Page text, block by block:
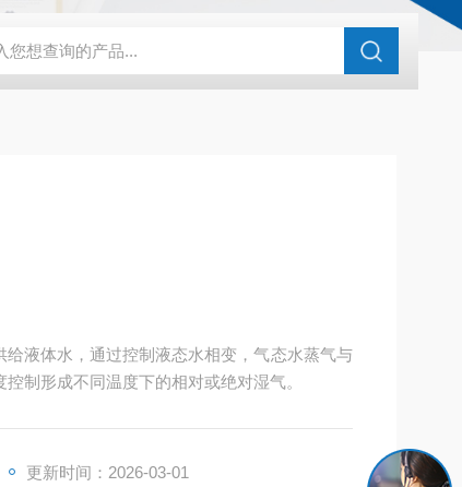
价装置 亿科 实验室催化剂评价系统微反装置 HG-05A湿度
液体水，通过控制液态水相变，气态水蒸气与
制形成不同温度下的相对或绝对湿气。
更新时间：2026-03-01